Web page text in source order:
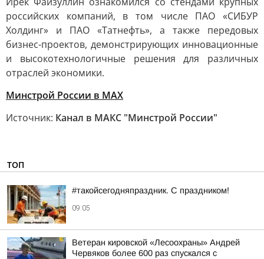
российских компаний, в том числе ПАО «СИБУР
Холдинг» и ПАО «Татнефть», а также передовых
бизнес-проектов, демонстрирующих инновационные
и высокотехнологичные решения для различных
отраслей экономики.
Минстрой России в MAX
Источник: Канал в МАКС "Минстрой России"
ТОП
#такойсегодняпраздник. С праздником!
09:05
Ветеран кировской «Лесоохраны» Андрей
Червяков более 600 раз спускался с